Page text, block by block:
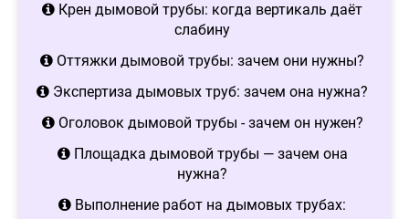
Крен дымовой трубы: когда вертикаль даёт
слабину
Оттяжки дымовой трубы: зачем они нужны?
Экспертиза дымовых труб: зачем она нужна?
Оголовок дымовой трубы - зачем он нужен?
Площадка дымовой трубы — зачем она
нужна?
Выполнение работ на дымовых трубах: